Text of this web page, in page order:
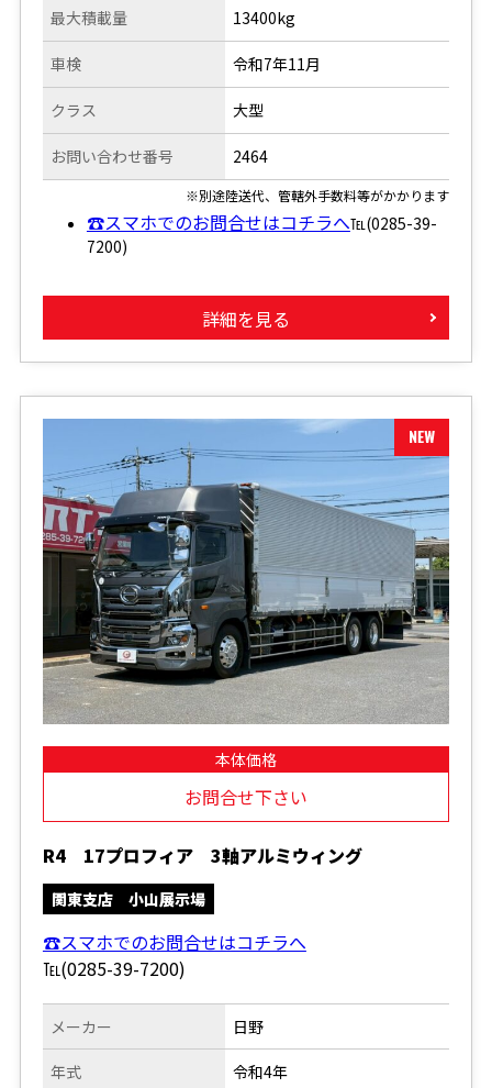
最大積載量
車検
クラス
お問い合わせ番号
13400kg
令和7年11月
大型
2464
※別途陸送代、管轄外手数料等がかかります
☎スマホでのお問合せはコチラへ℡(0285-39-
7200)
詳細を見る
本体価格
お問合せ下さい
R4 17プロフィア 3軸アルミウィング
関東支店 小山展示場
☎スマホでのお問合せはコチラへ
℡(0285-39-7200)
メーカー
年式
日野
令和4年